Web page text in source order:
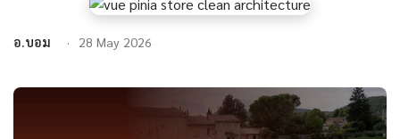
อ.บอม 28 May 2026